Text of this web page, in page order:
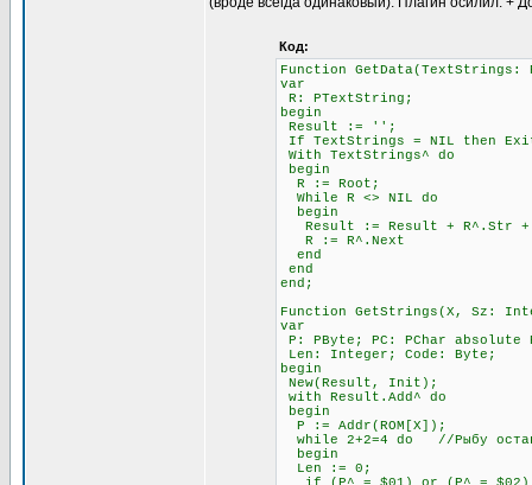
Код:
Function
var
R: PTextString;
begin
Result := '';
If TextStrings = NIL then
With TextStrings^ do
begin
R := Root;
While R <> NIL do
begin
Result := Result + R^.Str +
R := R^.Next
end
end
end;
Function GetStrings(X, Sz:
var
P: PByte; PC: PChar absolute
Len: Integer; Code: Byte;
begin
New(Result, Init);
with Result.Add^ do
begin
P := Addr(ROM[X]);
while 2+2=4 do //Рыбу
begin
Len := 0;